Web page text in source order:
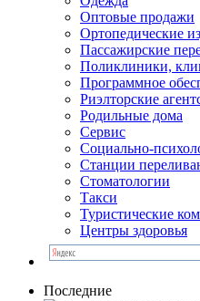
Оптовые продажи
Ортопедические
Пассажирские
Поликлиники,
Программное
Риэлторские
Родильные дома
Сервис
Социально-
Станции
Стоматологии
Такси
Туристические
Центры здоровья
Последние